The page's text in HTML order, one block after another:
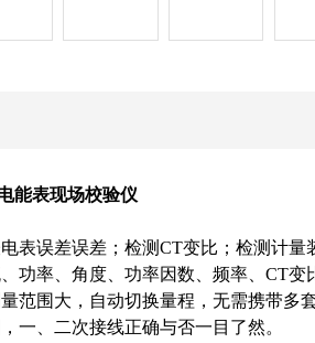
能表现场校验仪
表误差误差；检测CT变比；检测计量
功率、角度、功率因数、频率、CT
范围大，自动切换量程，无需携带多
一、二次接线正确与否一目了然。